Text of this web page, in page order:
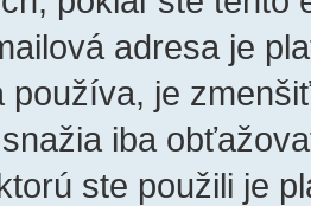
adresa je
používa, je
iba
ste použili je